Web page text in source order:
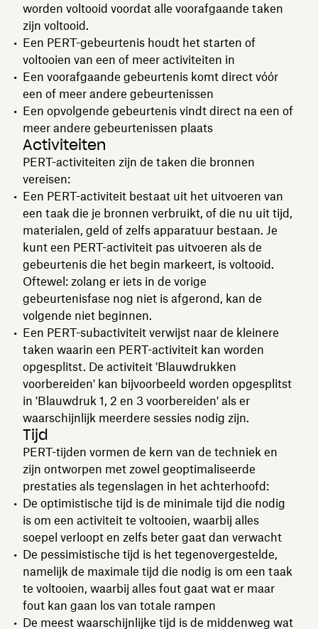
worden voltooid voordat alle voorafgaande taken
zijn voltooid.
Een PERT-gebeurtenis houdt het starten of
voltooien van een of meer activiteiten in
Een voorafgaande gebeurtenis komt direct vóór
een of meer andere gebeurtenissen
Een opvolgende gebeurtenis vindt direct na een of
meer andere gebeurtenissen plaats
Activiteiten
PERT-activiteiten zijn de taken die bronnen
vereisen:
Een PERT-activiteit bestaat uit het uitvoeren van
een taak die je bronnen verbruikt, of die nu uit tijd,
materialen, geld of zelfs apparatuur bestaan. Je
kunt een PERT-activiteit pas uitvoeren als de
gebeurtenis die het begin markeert, is voltooid.
Oftewel: zolang er iets in de vorige
gebeurtenisfase nog niet is afgerond, kan de
volgende niet beginnen.
Een PERT-subactiviteit verwijst naar de kleinere
taken waarin een PERT-activiteit kan worden
opgesplitst. De activiteit 'Blauwdrukken
voorbereiden' kan bijvoorbeeld worden opgesplitst
in 'Blauwdruk 1, 2 en 3 voorbereiden' als er
waarschijnlijk meerdere sessies nodig zijn.
Tijd
PERT-tijden vormen de kern van de techniek en
zijn ontworpen met zowel geoptimaliseerde
prestaties als tegenslagen in het achterhoofd:
De optimistische tijd is de minimale tijd die nodig
is om een activiteit te voltooien, waarbij alles
soepel verloopt en zelfs beter gaat dan verwacht
De pessimistische tijd is het tegenovergestelde,
namelijk de maximale tijd die nodig is om een taak
te voltooien, waarbij alles fout gaat wat er maar
fout kan gaan los van totale rampen
De meest waarschijnlijke tijd is de middenweg wat